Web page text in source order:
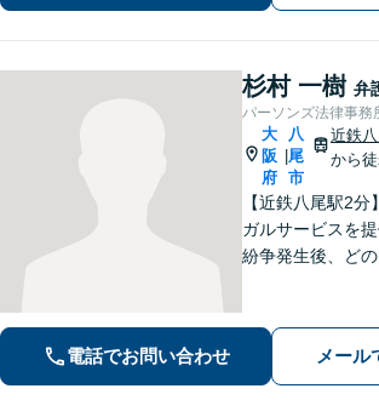
応】【子連れ相
談可】
杉村 一樹 弁
パーソンズ法律事務
大
阪
府
八
尾
市
近鉄
から
【近鉄八尾駅2
ガルサービスを
紛争発生後、ど
害保険会社側の
賠償金の獲得を
日相談OK】
電話でお問い合わせ メール